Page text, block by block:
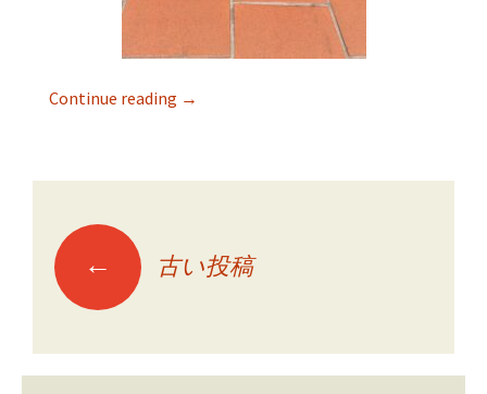
Continue reading →
投稿ナビゲーショ
ン
← 古い投稿